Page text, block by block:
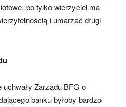
bo tylko wierzyciel ma
i umarzać długi
Zarządu BFG o
banku byłoby bardzo